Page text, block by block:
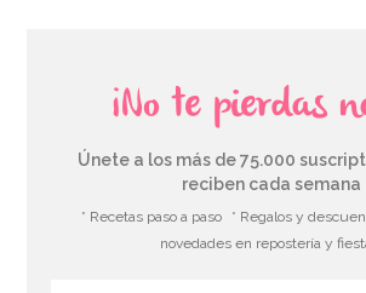
¡No te pierdas
Únete a los más de 75.000
reciben cada semana
* Recetas paso a paso * Regalos y
novedades en repostería y